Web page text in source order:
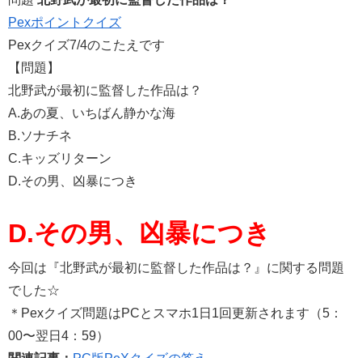
Pexポイントクイズ
Pexクイズ7/4のこたえです
【問題】
北野武が最初に監督した作品は？
A.あの夏、いちばん静かな海
B.ソナチネ
C.キッズリターン
D.その男、凶暴につき
D.その男、凶暴につき
今回は『北野武が最初に監督した作品は？』に関する問題
でした☆
＊Pexクイズ問題はPCとスマホ1日1回更新されます（5：
00〜翌日4：59）